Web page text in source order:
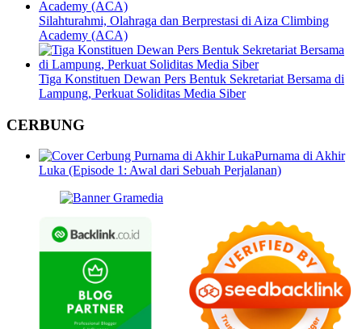
Silahturahmi, Olahraga dan Berprestasi di Aiza Climbing
Academy (ACA)
Tiga Konstituen Dewan Pers Bentuk Sekretariat Bersama di
Lampung, Perkuat Soliditas Media Siber
CERBUNG
Purnama di Akhir
Luka (Episode 1: Awal dari Sebuah Perjalanan)